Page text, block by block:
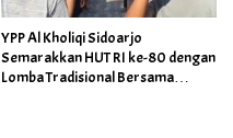
YPP Al Kholiqi Sidoarjo
Semarakkan HUT RI ke-80 dengan
Lomba Tradisional Bersama